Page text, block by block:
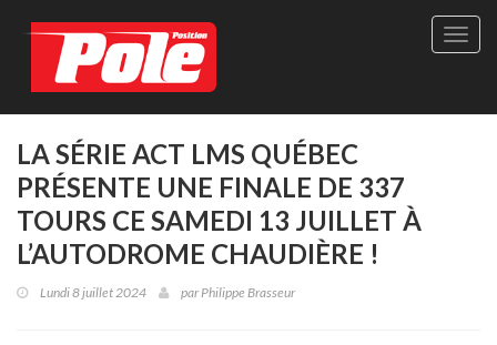
Site
LA SÉRIE ACT LMS QUÉBEC
PRÉSENTE UNE FINALE DE 337
TOURS CE SAMEDI 13 JUILLET À
L’AUTODROME CHAUDIÈRE !
Lundi 8 juillet 2024 parPhilippe Brasseur